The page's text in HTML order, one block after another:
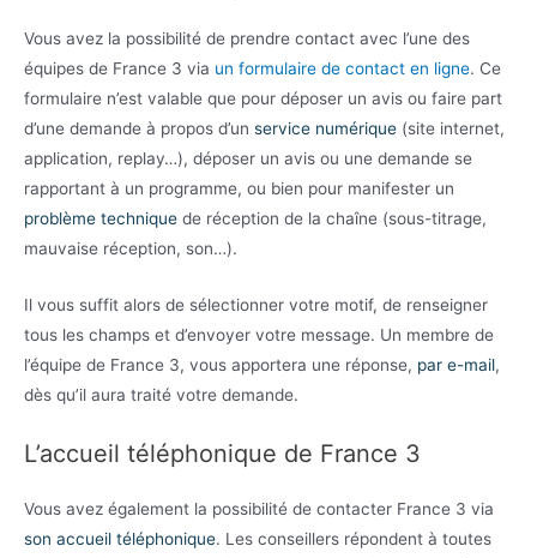
Vous avez la possibilité de prendre contact avec l’une des
équipes de France 3 via un formulaire de contact en ligne. Ce
formulaire n’est valable que pour déposer un avis ou faire part
d’une demande à propos d’un service numérique (site internet,
application, replay…), déposer un avis ou une demande se
rapportant à un programme, ou bien pour manifester un
problème technique de réception de la chaîne (sous-titrage,
mauvaise réception, son…).
Il vous suffit alors de sélectionner votre motif, de renseigner
tous les champs et d’envoyer votre message. Un membre de
l’équipe de France 3, vous apportera une réponse, par e-mail,
dès qu’il aura traité votre demande.
L’accueil téléphonique de France 3
Vous avez également la possibilité de contacter France 3 via
son accueil téléphonique. Les conseillers répondent à toutes